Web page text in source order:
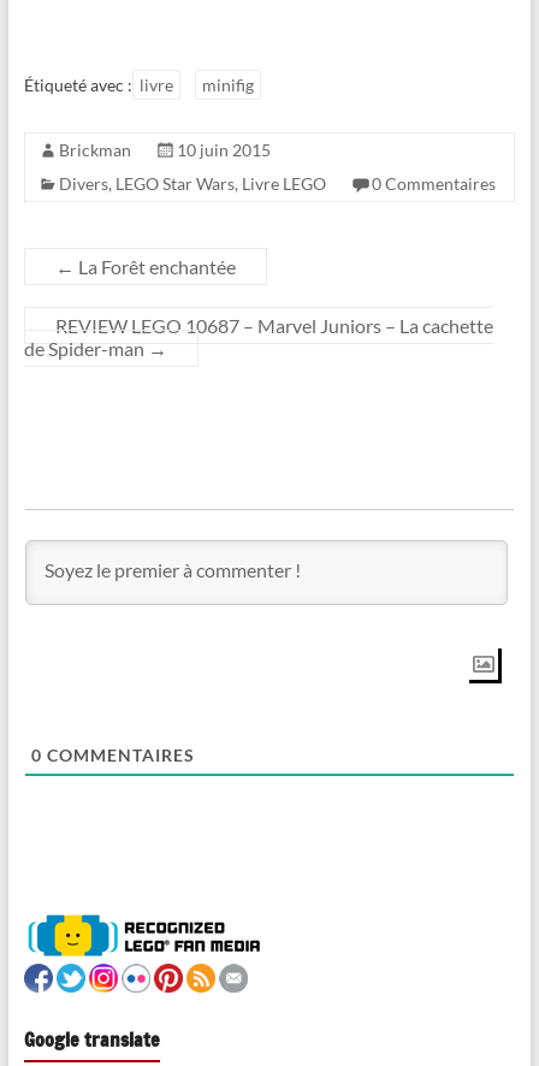
Étiqueté avec : livre minifig
Brickman
10 juin 2015
Divers, LEGO Star Wars, Livre LEGO 0 Commentaires
← La Forêt enchantée
REVIEW LEGO 10687 – Marvel Juniors – La cachette
de Spider-man →
0 COMMENTAIRES
Google translate